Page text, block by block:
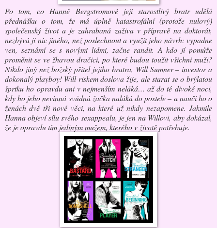
Po tom, co Hanně Bergstromové její starostlivý bratr udělá
přednášku o tom, že má úplně katastrofální (protože nulový)
společenský život a je zahrabaná zaživa v přípravě na doktorát,
nezbývá jí nic jiného, než poslechnout a využít jeho návrh: vypadne
ven, seznámí se s novými lidmi, začne randit. A kdo jí pomůže
proměnit se ve žhavou dračici, po které budou toužit všichni muži?
Nikdo jiný než božský přítel jejího bratra, Will Sumner – investor a
dokonalý playboy! Will riskem doslova žije, ale starat se o brýlatou
šprtku ho opravdu ani v nejmenším neláká… až do té divoké noci,
kdy ho jeho nevinná svůdná žačka naláká do postele – a naučí ho o
ženách dvě tři nové věci, na které už nikdy nezapomene. Jakmile
Hanna objeví sílu svého sexappealu, je jen na Willovi, aby dokázal,
že je opravdu tím jediným mužem, kterého v životě potřebuje.